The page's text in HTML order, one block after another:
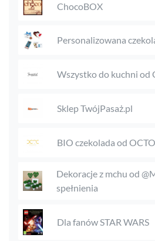
ChocoBOX
Personalizowana
Wszystko do kuchni od
Sklep TwójPasaż.pl
BIO czekolada od
Dekoracje z mchu od
spełnienia
Dla fanów STAR WARS